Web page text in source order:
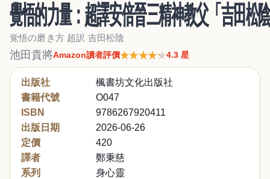
覺悟的力量：超譯安倍晉三精神教父「吉田松
覚悟の磨き方 超訳 吉田松陰
池田貴將Amazon讀者評價★★★★★
★★★★★4.3 星
出版社
楓書坊文化出版社
書籍代號
O047
ISBN
9786267920411
出版日期
2026-06-26
定價
420
譯者
鄭秉慈
系列
身心靈